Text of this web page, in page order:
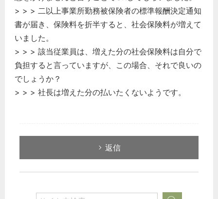
> > > 二以上事業所勤務被保険者の標準報酬決定通知
書が届き、保険料を折半すると、社会保険料が増えて
いました。
> > > 該当従業員は、増えた分の社会保険料は自分で
負担すると言っていますが、この場合、それで良いの
でしょうか？
> > > 社長は増えた分の払いたくないようです。
返信